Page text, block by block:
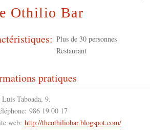
Othilio Bar
Plus de 30 personnes
Restaurant
pratiques
Luis Taboada, 9.
986 19 00 17
web: http://theothiliobar.blogspot.com/